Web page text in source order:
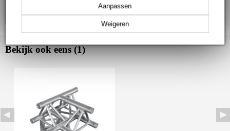
Weigeren
Aanpassen
Bekijk ook eens (1)